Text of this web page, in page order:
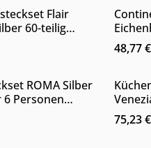
Wert
Anzahl: Gib
Flair
60-teilig
Personen
48,77
Wert
Möbelhaus
Anzahl: Gib
ROMA Silber
Personen
teilig
75,23
Möbelhaus